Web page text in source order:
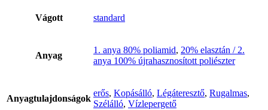
Vágott standard
Anyag
1. anya 80% poliamid, 20% elasztán / 2.
anya 100% újrahasznosított poliészter
Anyagtulajdonságok
erős, Kopásálló, Légáteresztő, Rugalmas,
Szélálló, Vízlepergető